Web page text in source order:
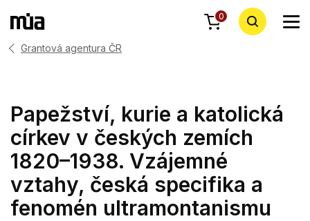
0
Grantová agentura ČR
Papežství, kurie a katolická
církev v českých zemích
1820–1938. Vzájemné
vztahy, česká specifika a
fenomén ultramontanismu